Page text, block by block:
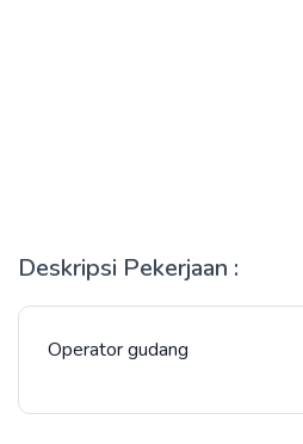
Deskripsi Pekerjaan :
Operator gudang